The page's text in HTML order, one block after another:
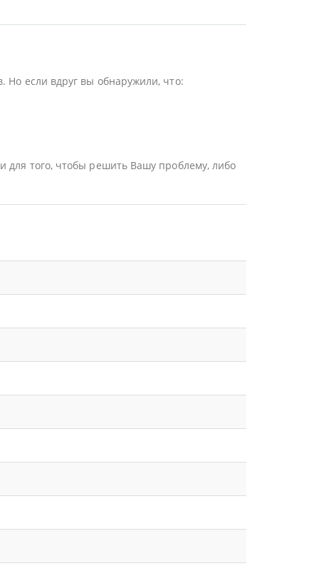
Но если вдруг вы обнаружили, что:
для того, чтобы решить Вашу проблему, либо